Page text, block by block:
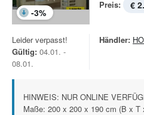
-3%
Preis: €
Leider verpasst!
Gültig: 04.01. -
08.01.
Händler:
HINWEIS: NUR ONLINE
Maße: 200 x 200 x 190 cm (B x